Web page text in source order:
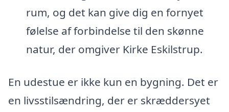
rum, og det kan give dig en fornyet
følelse af forbindelse til den skønne
natur, der omgiver Kirke Eskilstrup.
En udestue er ikke kun en bygning. Det er
en livsstilsændring, der er skræddersyet